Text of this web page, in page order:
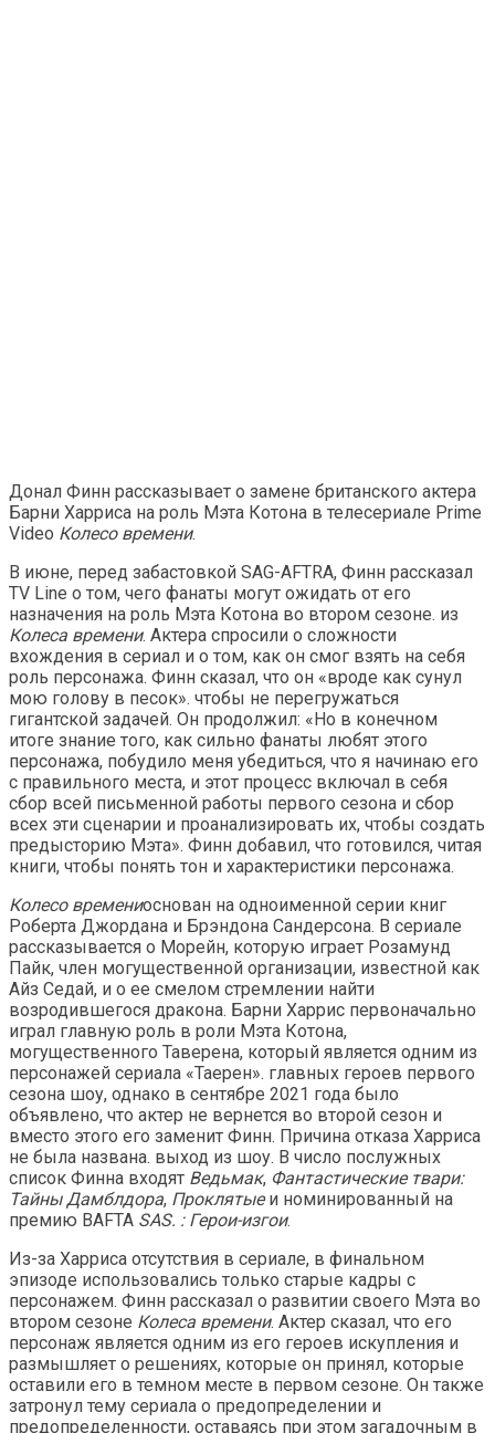
Донал Финн рассказывает о замене британского актера
Барни Харриса на роль Мэта Котона в телесериале Prime
Video Колесо времени.
В июне, перед забастовкой SAG-AFTRA, Финн рассказал
TV Line о том, чего фанаты могут ожидать от его
назначения на роль Мэта Котона во втором сезоне. из
Колеса времени. Актера спросили о сложности
вхождения в сериал и о том, как он смог взять на себя
роль персонажа. Финн сказал, что он «вроде как сунул
мою голову в песок». чтобы не перегружаться
гигантской задачей. Он продолжил: «Но в конечном
итоге знание того, как сильно фанаты любят этого
персонажа, побудило меня убедиться, что я начинаю его
с правильного места, и этот процесс включал в себя
сбор всей письменной работы первого сезона и сбор
всех эти сценарии и проанализировать их, чтобы создать
предысторию Мэта». Финн добавил, что готовился, читая
книги, чтобы понять тон и характеристики персонажа.
Колесо времениоснован на одноименной серии книг
Роберта Джордана и Брэндона Сандерсона. В сериале
рассказывается о Морейн, которую играет Розамунд
Пайк, член могущественной организации, известной как
Айз Седай, и о ее смелом стремлении найти
возродившегося дракона. Барни Харрис первоначально
играл главную роль в роли Мэта Котона,
могущественного Таверена, который является одним из
персонажей сериала «Таерен». главных героев первого
сезона шоу, однако в сентябре 2021 года было
объявлено, что актер не вернется во второй сезон и
вместо этого его заменит Финн. Причина отказа Харриса
не была названа. выход из шоу. В число послужных
список Финна входят Ведьмак, Фантастические твари:
Тайны Дамблдора, Проклятыеи номинированный на
премию BAFTA SAS. : Герои-изгои.
Из-за Харриса отсутствия в сериале, в финальном
эпизоде ​​использовались только старые кадры с
персонажем. Финн рассказал о развитии своего Мэта во
втором сезоне Колеса времени. Актер сказал, что его
персонаж является одним из его героев искупления и
размышляет о решениях, которые он принял, которые
оставили его в темном месте в первом сезоне. Он также
затронул тему сериала о предопределении и
предопределенности, оставаясь при этом загадочным в